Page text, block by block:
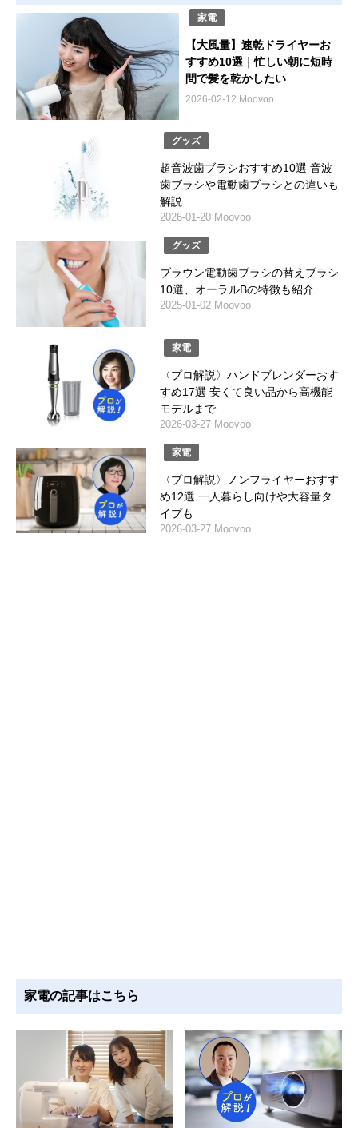
家電
【大風量】速乾ドライヤーお
すすめ10選｜忙しい朝に短時
間で髪を乾かしたい
2026-02-12 Moovoo
グッズ
超音波歯ブラシおすすめ10選 音波
歯ブラシや電動歯ブラシとの違いも
解説
2026-01-20 Moovoo
グッズ
ブラウン電動歯ブラシの替えブラシ
10選、オーラルBの特徴も紹介
2025-01-02 Moovoo
家電
〈プロ解説〉ハンドブレンダーおす
すめ17選 安くて良い品から高機能
モデルまで
2026-03-27 Moovoo
家電
〈プロ解説〉ノンフライヤーおすす
め12選 一人暮らし向けや大容量タ
イプも
2026-03-27 Moovoo
家電の記事はこちら